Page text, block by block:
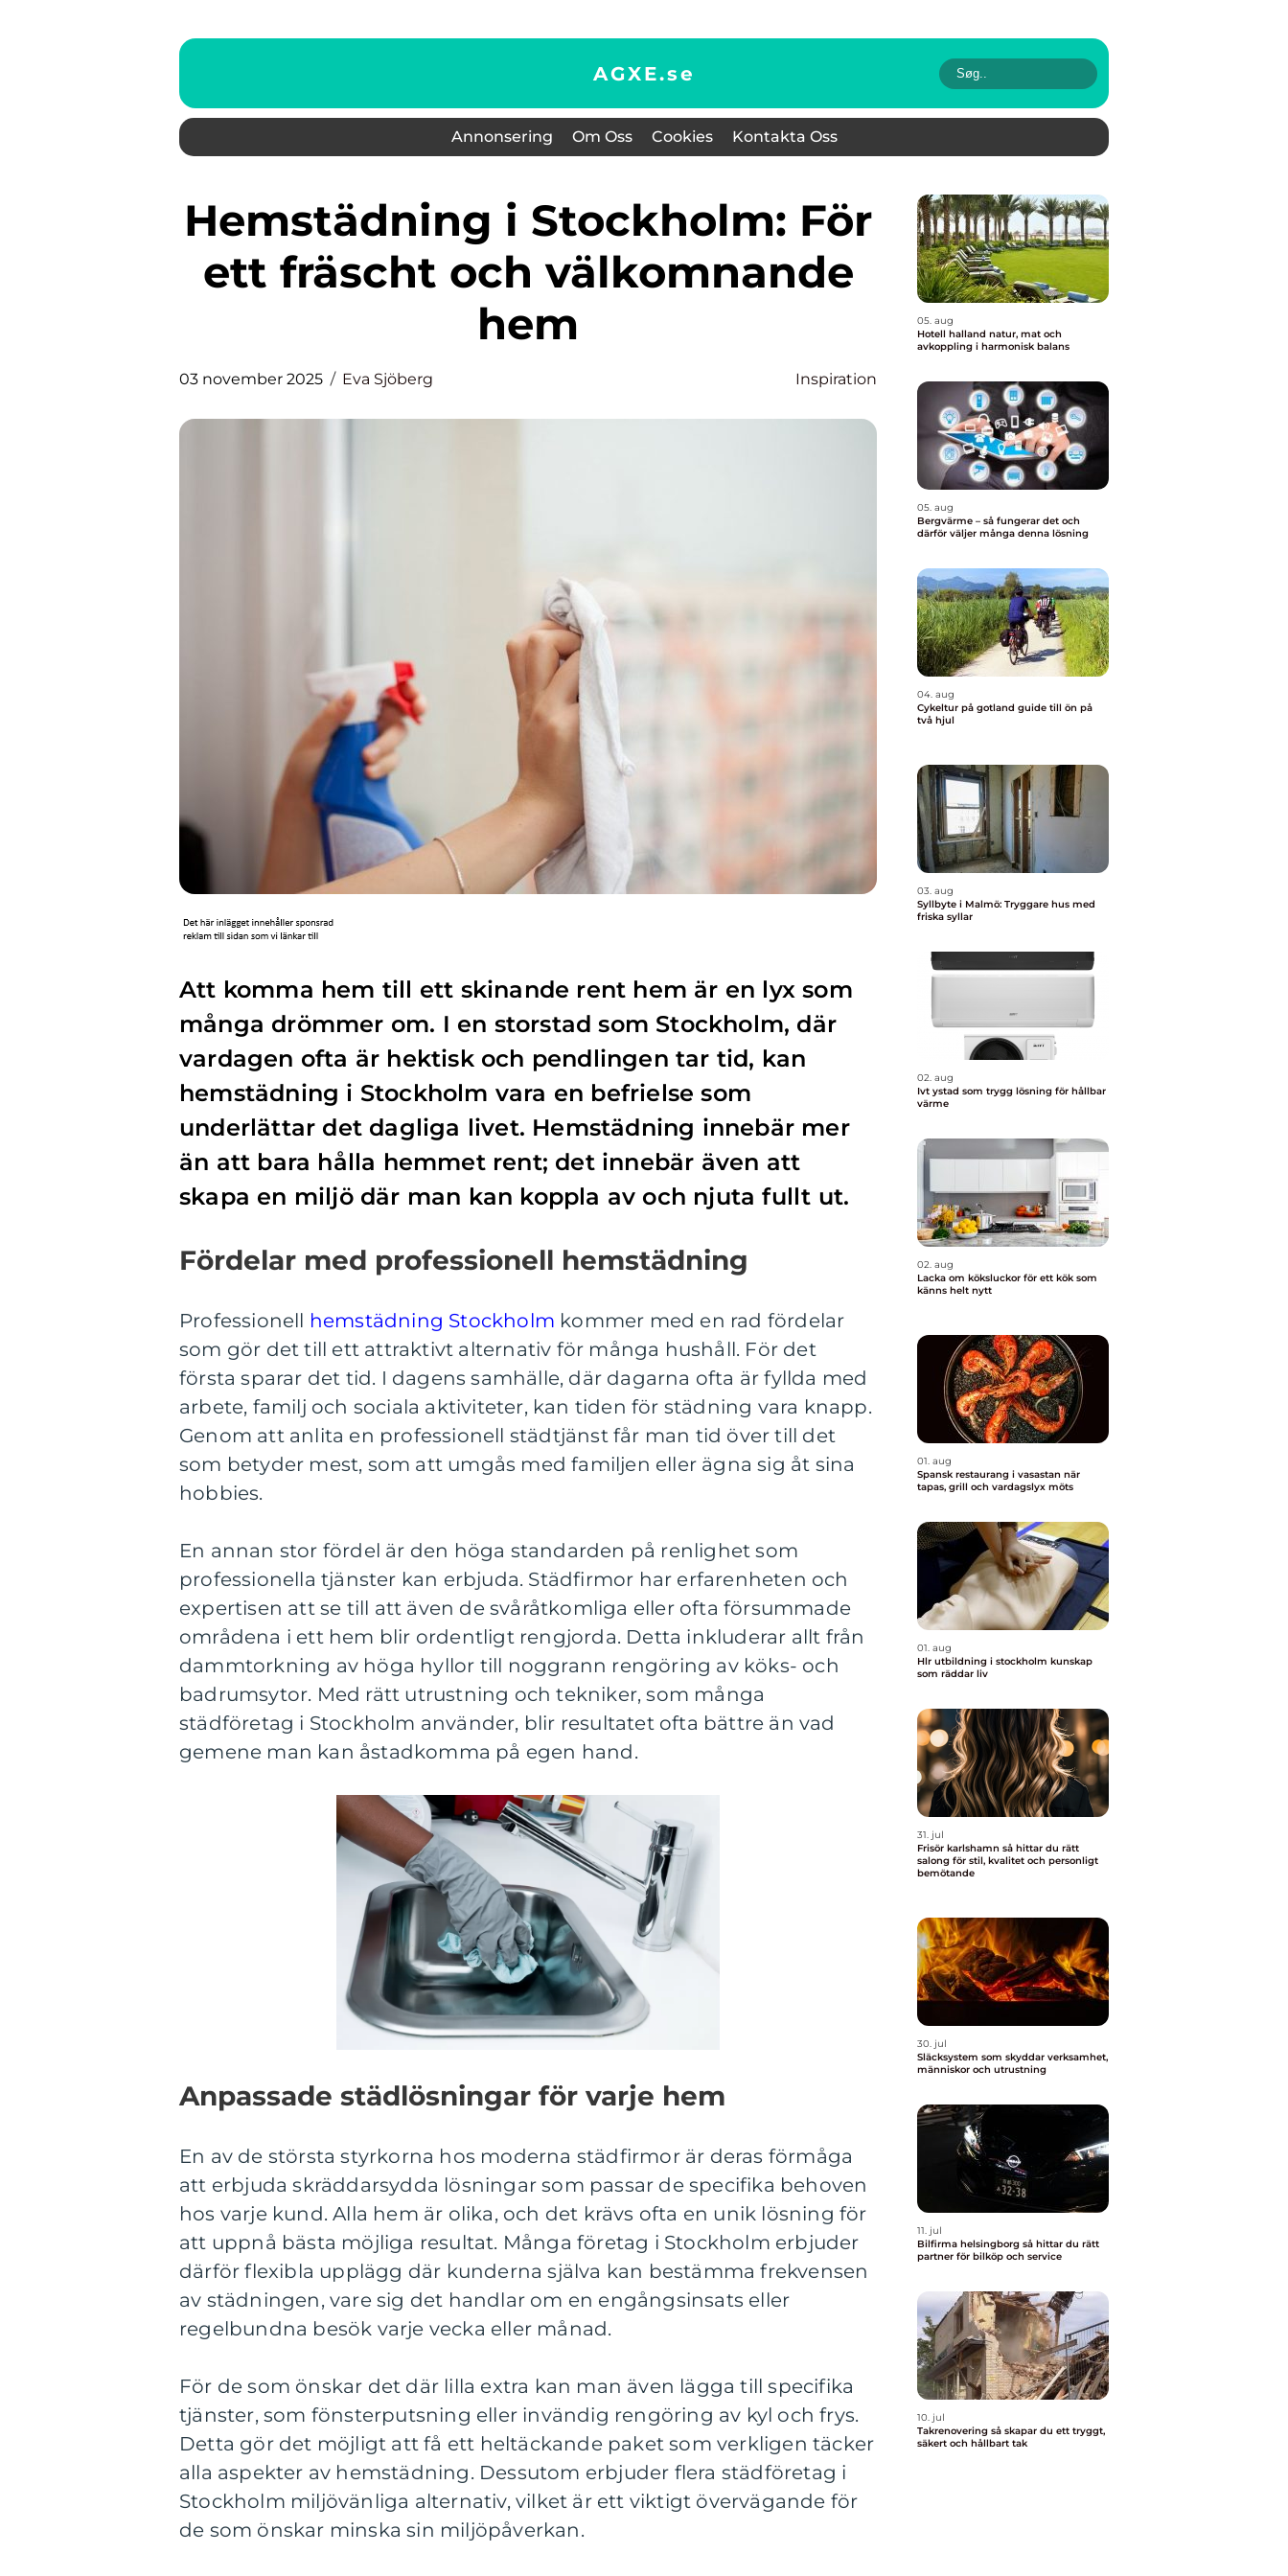
AGXE.se
Annonsering Om Oss Cookies Kontakta Oss
Hemstädning i Stockholm: För
ett fräscht och välkomnande
hem
03 november 2025 Eva Sjöberg Inspiration
Att komma hem till ett skinande rent hem är en lyx som
många drömmer om. I en storstad som Stockholm, där
vardagen ofta är hektisk och pendlingen tar tid, kan
hemstädning i Stockholm vara en befrielse som
underlättar det dagliga livet. Hemstädning innebär mer
än att bara hålla hemmet rent; det innebär även att
skapa en miljö där man kan koppla av och njuta fullt ut.
Fördelar med professionell hemstädning
Professionell hemstädning Stockholm kommer med en rad fördelar
som gör det till ett attraktivt alternativ för många hushåll. För det
första sparar det tid. I dagens samhälle, där dagarna ofta är fyllda med
arbete, familj och sociala aktiviteter, kan tiden för städning vara knapp.
Genom att anlita en professionell städtjänst får man tid över till det
som betyder mest, som att umgås med familjen eller ägna sig åt sina
hobbies.
En annan stor fördel är den höga standarden på renlighet som
professionella tjänster kan erbjuda. Städfirmor har erfarenheten och
expertisen att se till att även de svåråtkomliga eller ofta försummade
områdena i ett hem blir ordentligt rengjorda. Detta inkluderar allt från
dammtorkning av höga hyllor till noggrann rengöring av köks- och
badrumsytor. Med rätt utrustning och tekniker, som många
städföretag i Stockholm använder, blir resultatet ofta bättre än vad
gemene man kan åstadkomma på egen hand.
Anpassade städlösningar för varje hem
En av de största styrkorna hos moderna städfirmor är deras förmåga
att erbjuda skräddarsydda lösningar som passar de specifika behoven
hos varje kund. Alla hem är olika, och det krävs ofta en unik lösning för
att uppnå bästa möjliga resultat. Många företag i Stockholm erbjuder
därför flexibla upplägg där kunderna själva kan bestämma frekvensen
av städningen, vare sig det handlar om en engångsinsats eller
regelbundna besök varje vecka eller månad.
För de som önskar det där lilla extra kan man även lägga till specifika
tjänster, som fönsterputsning eller invändig rengöring av kyl och frys.
Detta gör det möjligt att få ett heltäckande paket som verkligen täcker
alla aspekter av hemstädning. Dessutom erbjuder flera städföretag i
Stockholm miljövänliga alternativ, vilket är ett viktigt övervägande för
de som önskar minska sin miljöpåverkan.
05. aug
Hotell halland natur, mat och
avkoppling i harmonisk balans
05. aug
Bergvärme – så fungerar det och
därför väljer många denna lösning
04. aug
Cykeltur på gotland guide till ön på
två hjul
03. aug
Syllbyte i Malmö: Tryggare hus med
friska syllar
02. aug
Ivt ystad som trygg lösning för hållbar
värme
02. aug
Lacka om köksluckor för ett kök som
känns helt nytt
01. aug
Spansk restaurang i vasastan när
tapas, grill och vardagslyx möts
01. aug
Hlr utbildning i stockholm kunskap
som räddar liv
31. jul
Frisör karlshamn så hittar du rätt
salong för stil, kvalitet och personligt
bemötande
30. jul
Släcksystem som skyddar verksamhet,
människor och utrustning
11. jul
Bilfirma helsingborg så hittar du rätt
partner för bilköp och service
10. jul
Takrenovering så skapar du ett tryggt,
säkert och hållbart tak